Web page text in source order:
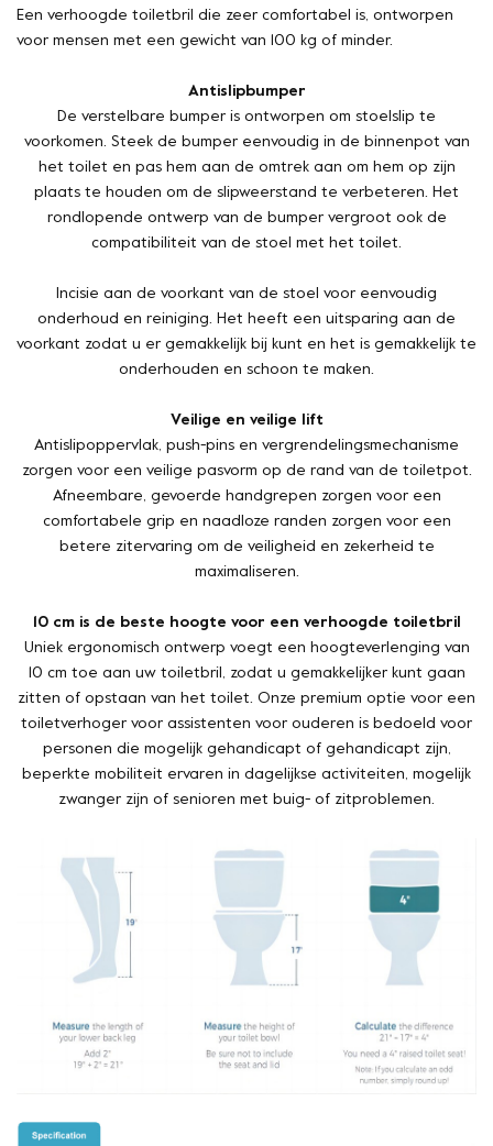
Een verhoogde toiletbril die zeer comfortabel is, ontworpen
voor mensen met een gewicht van 100 kg of minder.
Antislipbumper
De verstelbare bumper is ontworpen om stoelslip te
voorkomen. Steek de bumper eenvoudig in de binnenpot van
het toilet en pas hem aan de omtrek aan om hem op zijn
plaats te houden om de slipweerstand te verbeteren. Het
rondlopende ontwerp van de bumper vergroot ook de
compatibiliteit van de stoel met het toilet.
Incisie aan de voorkant van de stoel voor eenvoudig
onderhoud en reiniging. Het heeft een uitsparing aan de
voorkant zodat u er gemakkelijk bij kunt en het is gemakkelijk te
onderhouden en schoon te maken.
Veilige en veilige lift
Antislipoppervlak, push-pins en vergrendelingsmechanisme
zorgen voor een veilige pasvorm op de rand van de toiletpot.
Afneembare, gevoerde handgrepen zorgen voor een
comfortabele grip en naadloze randen zorgen voor een
betere zitervaring om de veiligheid en zekerheid te
maximaliseren.
10 cm is de beste hoogte voor een verhoogde toiletbril
Uniek ergonomisch ontwerp voegt een hoogteverlenging van
10 cm toe aan uw toiletbril, zodat u gemakkelijker kunt gaan
zitten of opstaan van het toilet. Onze premium optie voor een
toiletverhoger voor assistenten voor ouderen is bedoeld voor
personen die mogelijk gehandicapt of gehandicapt zijn,
beperkte mobiliteit ervaren in dagelijkse activiteiten, mogelijk
zwanger zijn of senioren met buig- of zitproblemen.